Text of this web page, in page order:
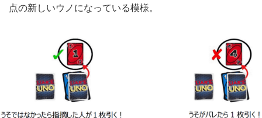
点の新しいウノになっている模様。